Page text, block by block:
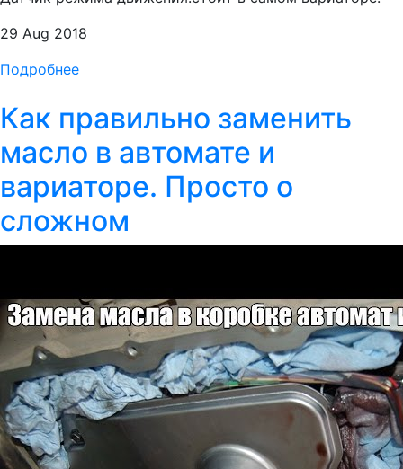
29 Aug 2018
Подробнее
Как правильно заменить
масло в автомате и
вариаторе. Просто о
сложном